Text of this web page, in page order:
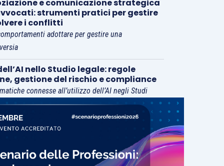
e comunicazione strategica
strumenti pratici per gestire
i conflitti
adottare per gestire una
nello Studio legale: regole
gestione del rischio e compliance
connesse all’utilizzo dell’AI negli Studi